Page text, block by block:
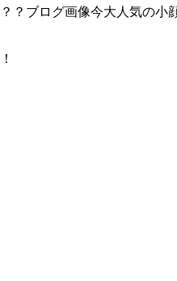
？ブログ画像今大人気の小